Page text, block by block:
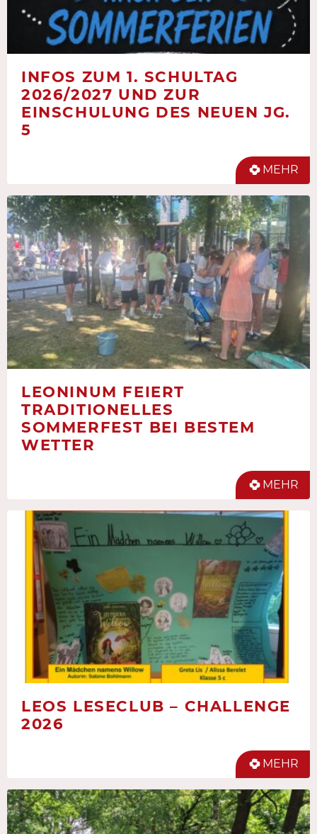
INFOS ZUM 1. SCHULTAG
2026/2027 UND ZUR
EINSCHULUNG DES NEUEN JG.
5
MEHR
LEONINUM FEIERT
TRADITIONELLES
SOMMERFEST BEI BESTEM
WETTER
MEHR
LEOS LESECLUB – CHALLENGE
2026
MEHR